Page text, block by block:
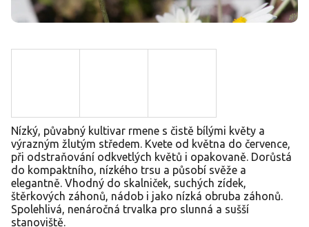
Nízký, půvabný kultivar rmene s čistě bílými květy a
výrazným žlutým středem. Kvete od května do července,
při odstraňování odkvetlých květů i opakovaně. Dorůstá
do kompaktního, nízkého trsu a působí svěže a
elegantně. Vhodný do skalniček, suchých zídek,
štěrkových záhonů, nádob i jako nízká obruba záhonů.
Spolehlivá, nenáročná trvalka pro slunná a sušší
stanoviště.